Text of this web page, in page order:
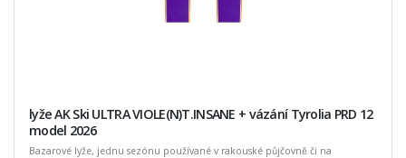
lyže AK Ski ULTRA VIOLE(N)T.INSANE + vázání Tyrolia PRD 12
model 2026
Bazarové lyže, jednu sezónu používané v rakouské půjčovně či na